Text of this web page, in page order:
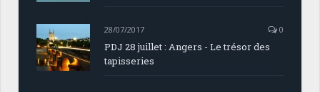
28/07/2017 0
PDJ 28 juillet : Angers - Le trésor des
tapisseries